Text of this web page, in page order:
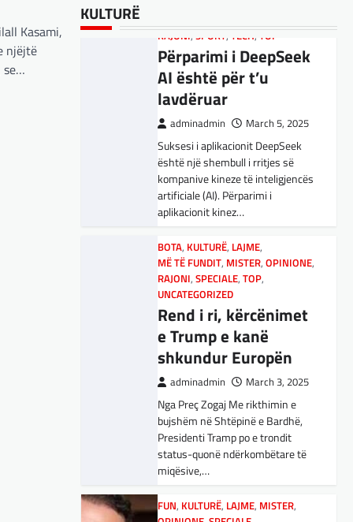
Kasami,
njëjtë
se…
Starlink pa aksionet e
tij të trefishohen në
vlerë pasi Trump
ndaloi ndihmën për
Ukrainën
adminadmin March 5, 2025
Aksionet e ofruesit francez të
satelitëve Eutelsat u trefishuan
në vlerë gjatë dy ditëve të fundit
mes shqetësimeve se qasja…
BOTA, LAJME,MË TË FUNDIT
OPINIONE,RAJONI,SPECIALE
Gjermani, ekspertët
sugjerojnë 400
miliardë euro për
mbrojtje
adminadmin March 4, 2025
Gjermania ndodhet aktualisht në
kulmin e përpjekjeve për krijimin e
qeverisë dhe koha nuk pret.
CDU/CSU dhe SPD po
vazhdojnë…
BOTA,LAJME,MISTER RAJONI,
SPECIALE
KULTURË
RAJONI,SPORT, TECH, TOP
Përparimi i DeepSeek
AI është për t’u
lavdëruar
adminadmin March 5, 2025
Suksesi i aplikacionit DeepSeek
është një shembull i rritjes së
kompanive kineze të inteligjencës
artificiale (AI). Përparimi i
aplikacionit kinez…
BOTA, KULTURË, LAJME,
MË TË FUNDIT, MISTER,OPINIONE,
RAJONI,SPECIALE,TOP,
UNCATEGORIZED
Rend i ri, kërcënimet
e Trump e kanë
shkundur Europën
adminadmin March 3, 2025
Nga Preç Zogaj Me rikthimin e
bujshëm në Shtëpinë e Bardhë,
Presidenti Tramp po e trondit
status-quonë ndërkombëtare të
miqësive,…
FUN, KULTURË, LAJME, MISTER,
Shkëndija ndaj
Vardarit do të luaj të
dielën
adminadmin
2024
Shkëndija dhe Vardari do të luajnë
zyrtarisht të dielën. Vendimi ka
ardhur nga Federata e futbollit të
Maqedonisë së Veriut…
LAJME,SPORT
Ja Kush E Bindi
Presidentin E
Vllaznisë Për Të
Marrë Qatip Osmanin
adminadmin
February 20,
2024
Skuadra e njohur shqiptare e
Vllaznisë nga Shkodra, me 30
tetor në postin e trajnerit
zyrtarizoi strategun tetovar, Qatip
Osmani.…
SPORT
Goli i Leipzigut ishte i
rregullt!